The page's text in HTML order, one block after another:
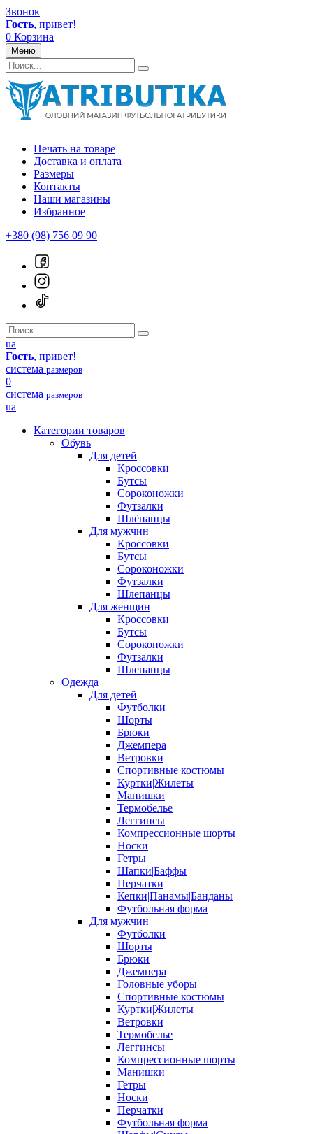
Звонок
Гость, привет!
0 Корзина
Меню
Печать на товаре
Доставка и оплата
Размеры
Контакты
Наши магазины
Избранное
+380 (98) 756 09 90
ua
Гость, привет!
система размеров
0
система размеров
ua
Категории товаров
Обувь
Для детей
Кроссовки
Бутсы
Сороконожки
Футзалки
Шлёпанцы
Для мужчин
Кроссовки
Бутсы
Сороконожки
Футзалки
Шлепанцы
Для женщин
Кроссовки
Бутсы
Сороконожки
Футзалки
Шлепанцы
Одежда
Для детей
Футболки
Шорты
Брюки
Джемпера
Ветровки
Спортивные костюмы
Куртки|Жилеты
Манишки
Термобелье
Леггинсы
Компрессионные шорты
Носки
Гетры
Шапки|Баффы
Перчатки
Кепки|Панамы|Банданы
Футбольная форма
Для мужчин
Футболки
Шорты
Брюки
Джемпера
Головные уборы
Спортивные костюмы
Куртки|Жилеты
Ветровки
Термобелье
Леггинсы
Компрессионные шорты
Манишки
Гетры
Носки
Перчатки
Футбольная форма